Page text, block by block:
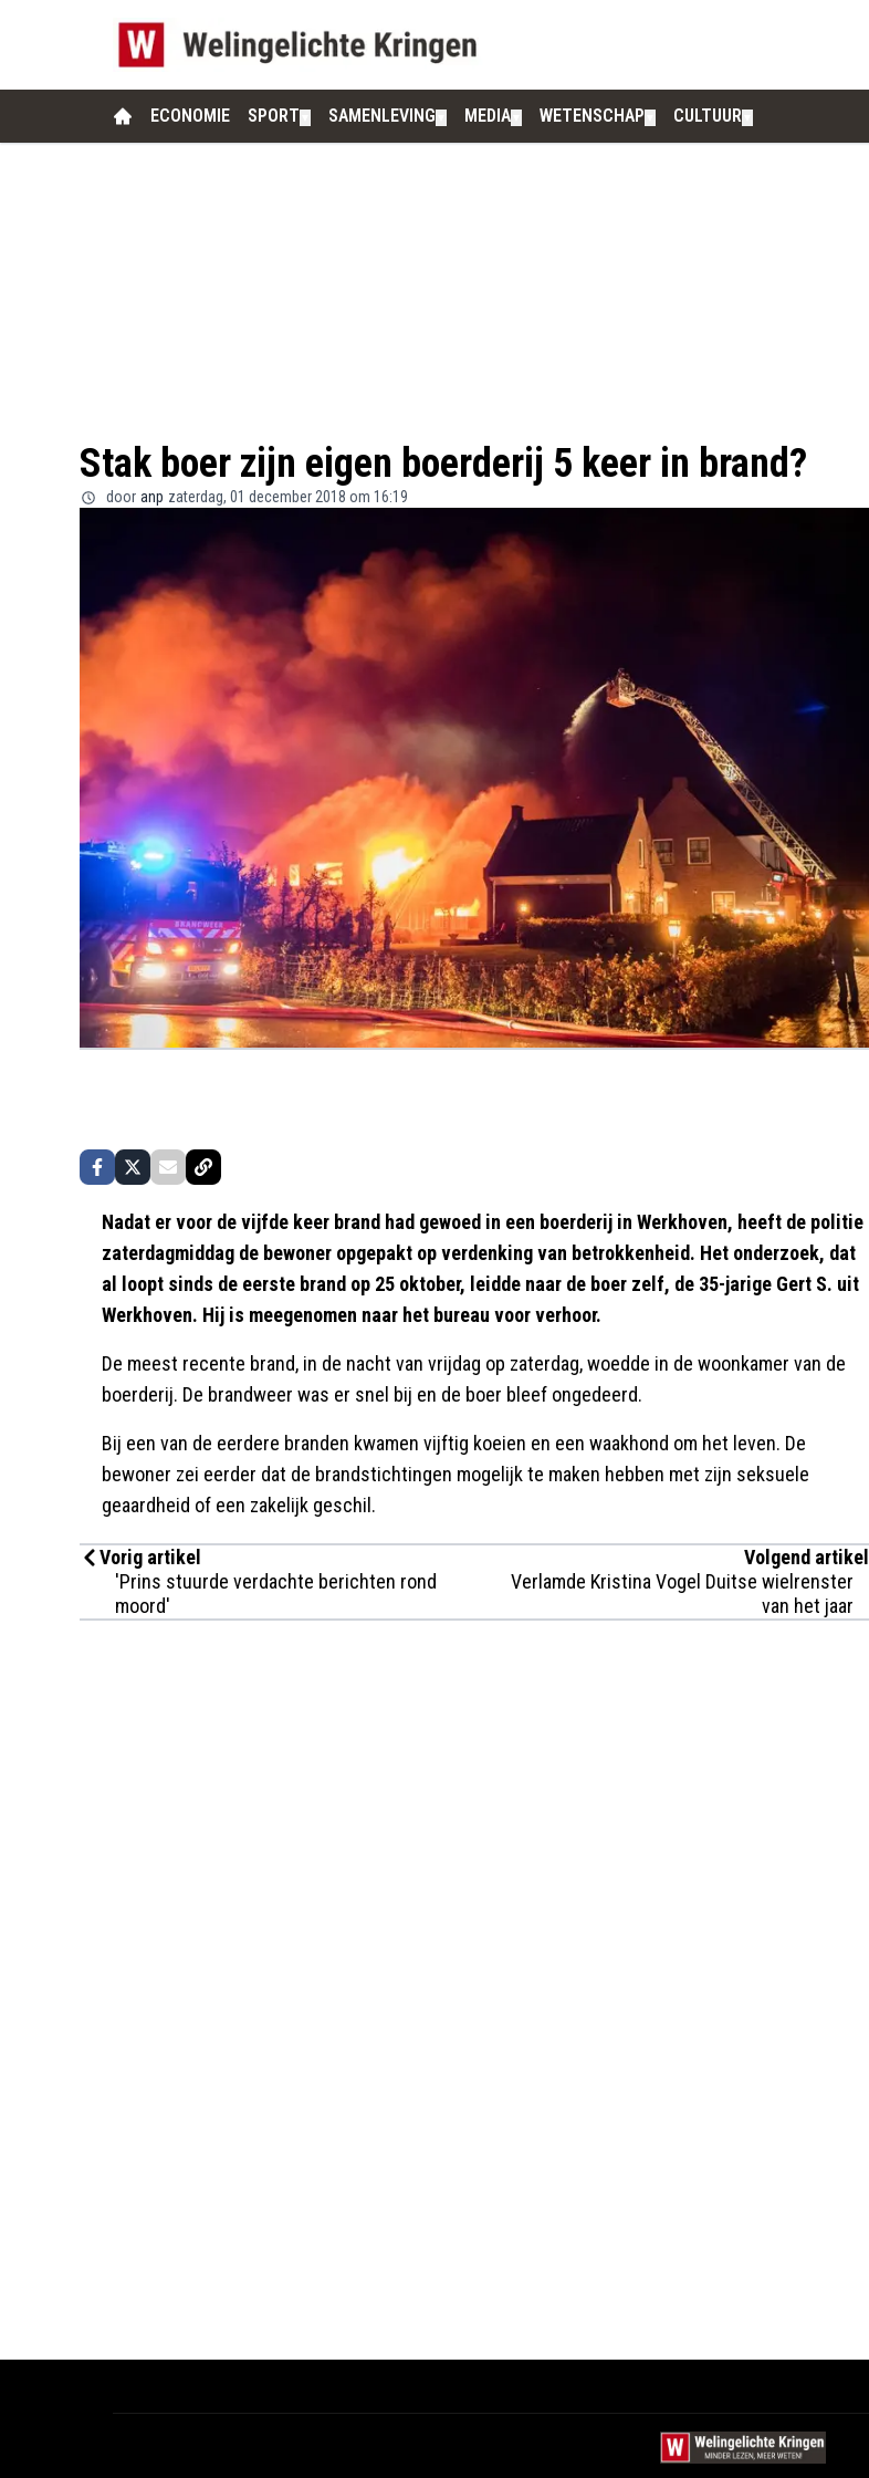
ECONOMIE SPORT SAMENLEVING MEDIA WETENSCHAP CULTUUR
Stak boer zijn eigen boerderij 5 keer in brand?
door anp zaterdag, 01 december 2018 om 16:19
Nadat er voor de vijfde keer brand had gewoed in een boerderij in Werkhoven, heeft de politie
zaterdagmiddag de bewoner opgepakt op verdenking van betrokkenheid. Het onderzoek, dat
al loopt sinds de eerste brand op 25 oktober, leidde naar de boer zelf, de 35-jarige Gert S. uit
Werkhoven. Hij is meegenomen naar het bureau voor verhoor.
De meest recente brand, in de nacht van vrijdag op zaterdag, woedde in de woonkamer van de
boerderij. De brandweer was er snel bij en de boer bleef ongedeerd.
Bij een van de eerdere branden kwamen vijftig koeien en een waakhond om het leven. De
bewoner zei eerder dat de brandstichtingen mogelijk te maken hebben met zijn seksuele
geaardheid of een zakelijk geschil.
Vorig artikel
'Prins stuurde verdachte berichten rond
moord'
Volgend artikel
Verlamde Kristina Vogel Duitse wielrenster
van het jaar